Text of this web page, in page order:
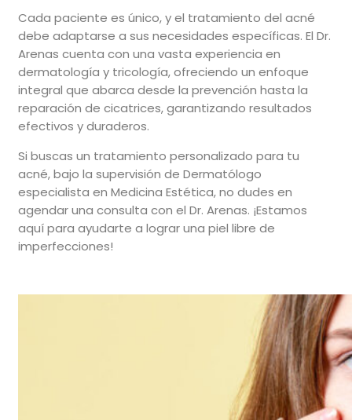
Cada paciente es único, y el tratamiento del acné
debe adaptarse a sus necesidades específicas. El Dr.
Arenas cuenta con una vasta experiencia en
dermatología y tricología, ofreciendo un enfoque
integral que abarca desde la prevención hasta la
reparación de cicatrices, garantizando resultados
efectivos y duraderos.
Si buscas un tratamiento personalizado para tu
acné, bajo la supervisión de Dermatólogo
especialista en Medicina Estética, no dudes en
agendar una consulta con el Dr. Arenas. ¡Estamos
aquí para ayudarte a lograr una piel libre de
imperfecciones!